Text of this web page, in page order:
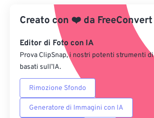
Da Google Drive
Da OneDrive
Dall'URL
Creato con ❤️ da FreeConvert
Editor di Foto con IA
Prova ClipSnap, i nostri potenti strumenti
basati sull’IA.
Rimozione Sfondo
Generatore di Immagini con IA